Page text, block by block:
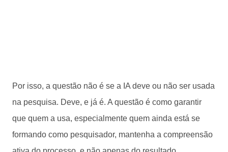
Por isso, a questão não é se a IA deve ou não ser usada
na pesquisa. Deve, e já é. A questão é como garantir
que quem a usa, especialmente quem ainda está se
formando como pesquisador, mantenha a compreensão